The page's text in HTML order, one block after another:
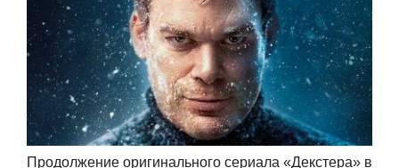
Продолжение оригинального сериала «Декстера» в